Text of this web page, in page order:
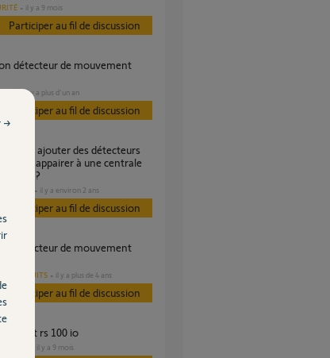
il y a 9 mois
Participer au fil de discussion
il y a plus d'un an
Participer au fil de discussion
plus s'appairer à une centrale
?
il y a environ 2 ans
Participer au fil de discussion
PRODUITS il y a plus de 4 ans
Participer au fil de discussion
volet rs 100 io
il y a 9 mois
→